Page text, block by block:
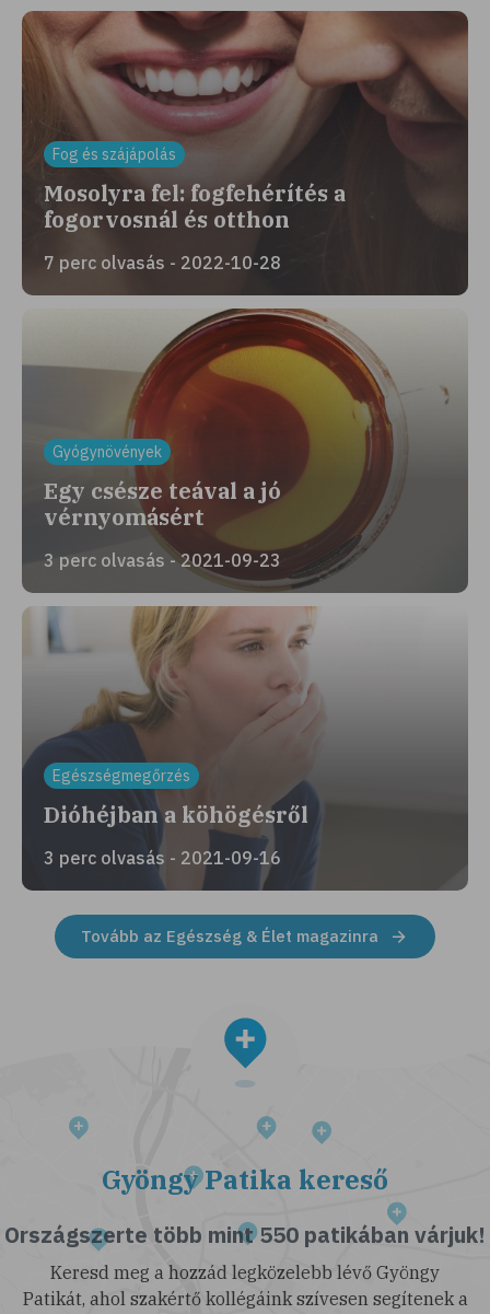
Fog és szájápolás
Mosolyra fel: fogfehérítés a
fogorvosnál és otthon
7 perc olvasás - 2022-10-28
Gyógynövények
Egy csésze teával a jó
vérnyomásért
3 perc olvasás - 2021-09-23
Egészségmegőrzés
Dióhéjban a köhögésről
3 perc olvasás - 2021-09-16
Tovább az Egészség & Élet magazinra
Gyöngy Patika kereső
Országszerte több mint 550 patikában várjuk!
Keresd meg a hozzád legközelebb lévő Gyöngy
Patikát, ahol szakértő kollégáink szívesen segítenek a